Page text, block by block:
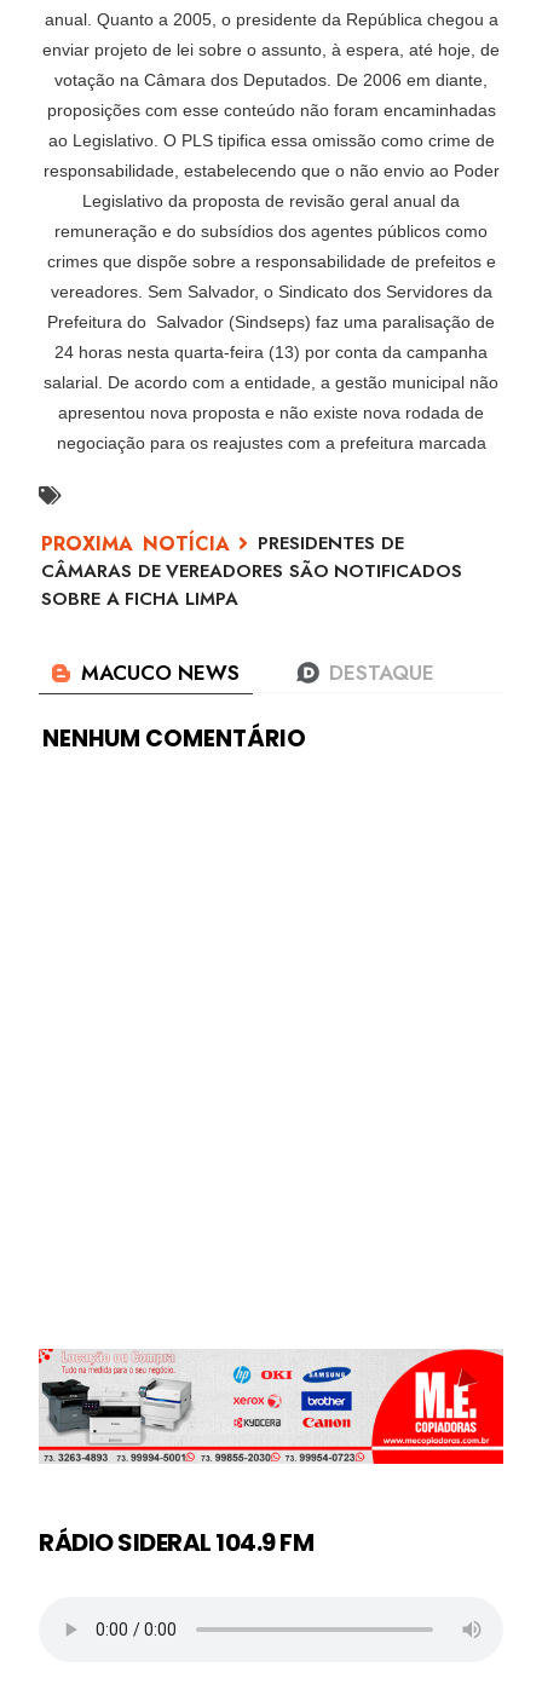
anual. Quanto a 2005, o presidente da República chegou a
enviar projeto de lei sobre o assunto, à espera, até hoje, de
votação na Câmara dos Deputados. De 2006 em diante,
proposições com esse conteúdo não foram encaminhadas
ao Legislativo. O PLS tipifica essa omissão como crime de
responsabilidade, estabelecendo que o não envio ao Poder
Legislativo da proposta de revisão geral anual da
remuneração e do subsídios dos agentes públicos como
crimes que dispõe sobre a responsabilidade de prefeitos e
vereadores. Sem Salvador, o Sindicato dos Servidores da
Prefeitura do Salvador (Sindseps) faz uma paralisação de
24 horas nesta quarta-feira (13) por conta da campanha
salarial. De acordo com a entidade, a gestão municipal não
apresentou nova proposta e não existe nova rodada de
negociação para os reajustes com a prefeitura marcada
PRESIDENTES DE
CÂMARAS DE VEREADORES SÃO NOTIFICADOS
SOBRE A FICHA LIMPA
NENHUM COMENTÁRIO
RÁDIO SIDERAL 104.9 FM